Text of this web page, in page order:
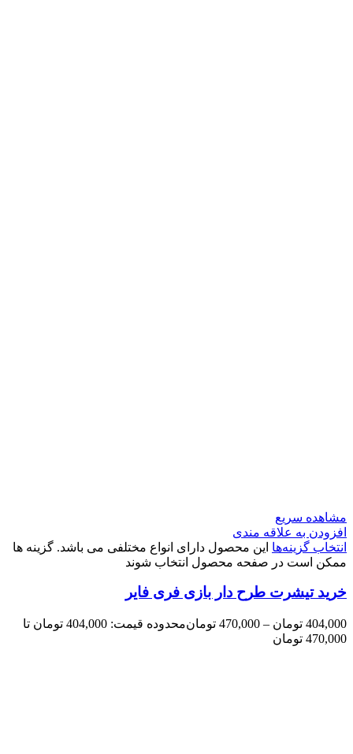
مشاهده سریع
افزودن به علاقه مندی
انتخاب گزینه‌ها این محصول دارای انواع مختلفی می باشد. گزینه ها
ممکن است در صفحه محصول انتخاب شوند
خرید تیشرت طرح دار بازی فری فایر
404,000 تومان –
470,000 تومان
محدوده قیمت: 404,000 تومان تا
470,000 تومان